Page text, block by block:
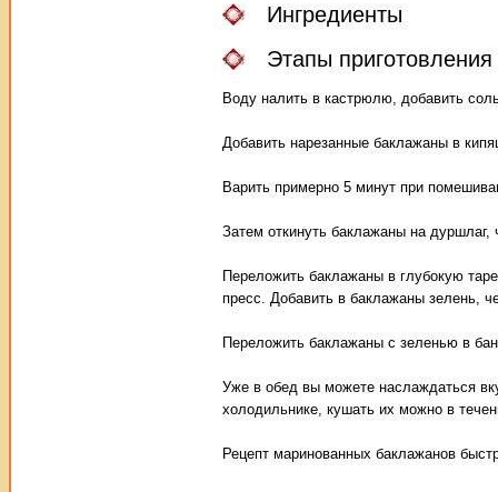
Ингредиенты
Этапы приготовления
Воду налить в кастрюлю, добавить
Добавить нарезанные баклажаны в
Варить примерно 5 минут при
Затем откинуть баклажаны на дуршлаг,
Переложить баклажаны в глубокую
пресс. Добавить в баклажаны зелень,
Переложить баклажаны с зеленью в
Уже в обед вы можете наслаждаться
холодильнике, кушать их можно в
Рецепт маринованных баклажанов